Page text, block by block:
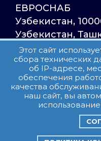
ЕВРОСНАБ
Узбекистан,
Узбекистан,
Улица Фаргона
23, дом 31
Все права защищены.
Пользовательское
Этот сайт
сбора технических
об IP-адресе,
обеспечения
качества
наш сайт, вы